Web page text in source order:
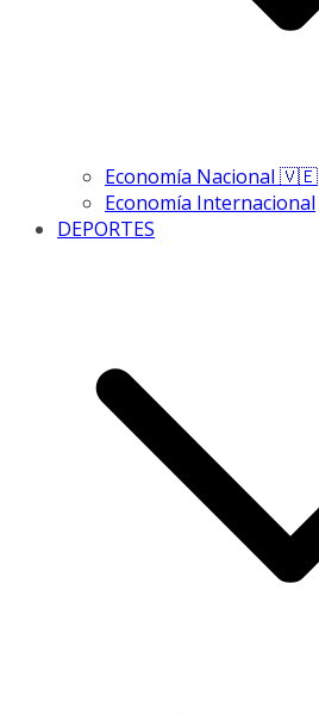
Economía Nacional 🇻🇪
Economía Internacional
DEPORTES